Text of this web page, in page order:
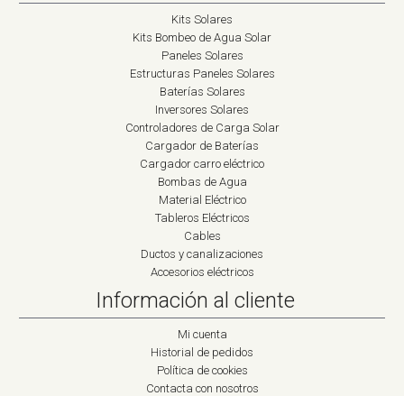
Kits Solares
Kits Bombeo de Agua Solar
Paneles Solares
Estructuras Paneles Solares
Baterías Solares
Inversores Solares
Controladores de Carga Solar
Cargador de Baterías
Cargador carro eléctrico
Bombas de Agua
Material Eléctrico
Tableros Eléctricos
Cables
Ductos y canalizaciones
Accesorios eléctricos
Información al cliente
Mi cuenta
Historial de pedidos
Política de cookies
Contacta con nosotros